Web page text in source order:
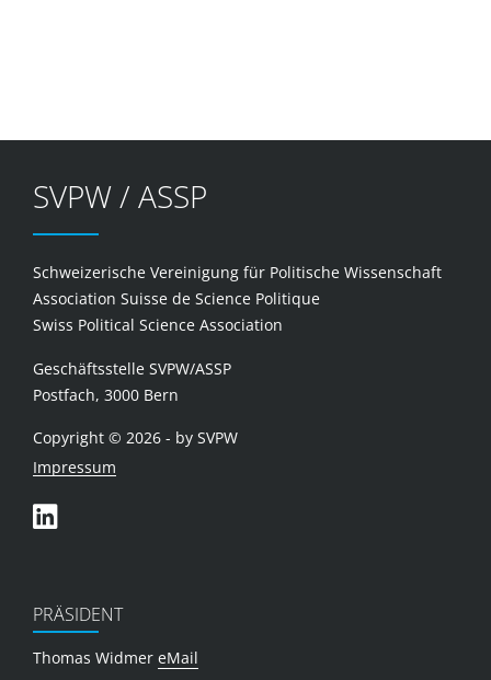
SVPW / ASSP
Schweizerische Vereinigung für Politische Wissenschaft
Association Suisse de Science Politique
Swiss Political Science Association
Geschäftsstelle SVPW/ASSP
Postfach, 3000 Bern
Copyright © 2026 - by SVPW
Impressum
PRÄSIDENT
Thomas Widmer eMail